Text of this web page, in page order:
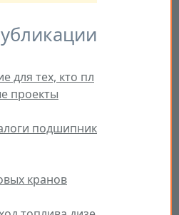
для тех, кто пл
проекты
подшипник
кранов